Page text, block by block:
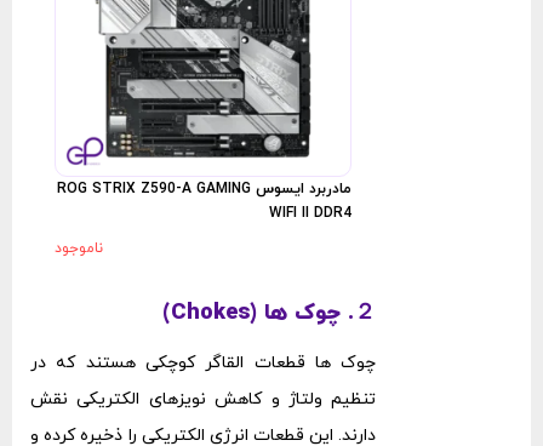
مادربرد ایسوس ROG STRIX Z590-A GAMING
WIFI II DDR4
ناموجود
چوک ‌ها قطعات القاگر کوچکی هستند که در
تنظیم ولتاژ و کاهش نویزهای الکتریکی نقش
دارند. این قطعات انرژی الکتریکی را ذخیره کرده و